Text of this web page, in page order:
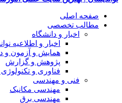
صفحه اصلی
مطالب تخصصی
اخبار و دانشگاه
اخبار و اطلاعیه
همایش و آزمون و
پژوهش و گزارش
فناوری و تکنولوژی
فنی و مهندسی
مهندسی مکانیک
مهندسی برق